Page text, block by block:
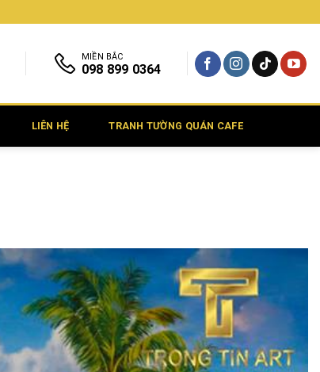
MIỀN BẮC
098 899 0364
LIÊN HỆ TRANH TƯỜNG QUÁN CAFE